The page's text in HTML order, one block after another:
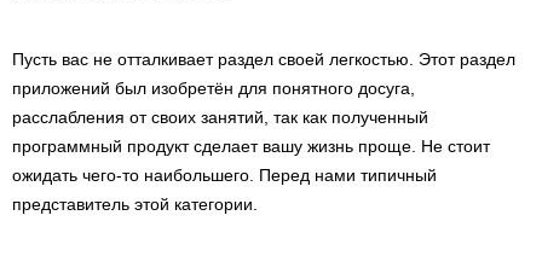
Пусть вас не отталкивает раздел своей легкостью. Этот раздел
приложений был изобретён для понятного досуга,
расслабления от своих занятий, так как полученный
программный продукт сделает вашу жизнь проще. Не стоит
ожидать чего-то наибольшего. Перед нами типичный
представитель этой категории.